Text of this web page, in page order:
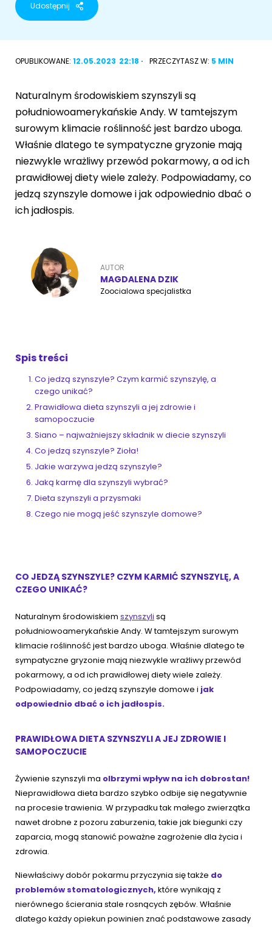
RASY PSÓW
Sznaucer miniaturowy
Golden retriever
Buldog francuski
Owczarek niemiecki
Przyjazne miejsca
Kot perski
Kot rosyjski niebieski
Udostępnij
OPUBLIKOWANE: 12.05.2023 22:18 PRZECZYTASZ W: 5 MIN
Naturalnym środowiskiem szynszyli są
południowoamerykańskie Andy. W tamtejszym
surowym klimacie roślinność jest bardzo uboga.
Właśnie dlatego te sympatyczne gryzonie mają
niezwykle wrażliwy przewód pokarmowy, a od ich
prawidłowej diety wiele zależy. Podpowiadamy, co
jedzą szynszyle domowe i jak odpowiednio dbać o
ich jadłospis.
AUTOR
MAGDALENA DZIK
Zoocialowa specjalistka
Spis treści
Co jedzą szynszyle? Czym karmić szynszylę, a
czego unikać?
Prawidłowa dieta szynszyli a jej zdrowie i
samopoczucie
Siano – najważniejszy składnik w diecie szynszyli
Co jedzą szynszyle? Zioła!
Jakie warzywa jedzą szynszyle?
Jaką karmę dla szynszyli wybrać?
Dieta szynszyli a przysmaki
Czego nie mogą jeść szynszyle domowe?
CO JEDZĄ SZYNSZYLE? CZYM KARMIĆ SZYNSZYLĘ, A
CZEGO UNIKAĆ?
Naturalnym środowiskiem szynszyli są
południowoamerykańskie Andy. W tamtejszym surowym
klimacie roślinność jest bardzo uboga. Właśnie dlatego te
sympatyczne gryzonie mają niezwykle wrażliwy przewód
pokarmowy, a od ich prawidłowej diety wiele zależy.
Podpowiadamy, co jedzą szynszyle domowe i jak
odpowiednio dbać o ich jadłospis.
PRAWIDŁOWA DIETA SZYNSZYLI A JEJ ZDROWIE I
SAMOPOCZUCIE
Żywienie szynszyli ma olbrzymi wpływ na ich dobrostan!
Nieprawidłowa dieta bardzo szybko odbije się negatywnie
na procesie trawienia. W przypadku tak małego zwierzątka
nawet drobne z pozoru zaburzenia, takie jak biegunki czy
zaparcia, mogą stanowić poważne zagrożenie dla życia i
zdrowia.
Niewłaściwy dobór pokarmu przyczynia się także do
problemów stomatologicznych, które wynikają z
nierównego ścierania stale rosnących zębów. Właśnie
dlatego każdy opiekun powinien znać podstawowe zasady